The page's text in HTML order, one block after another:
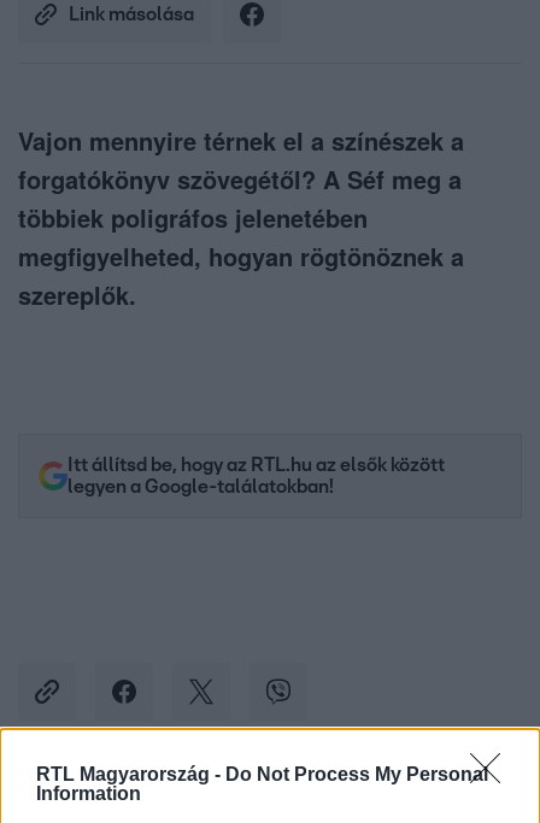
RTL Magyarország - Do Not Process My Personal
Information
Link másolása
Vajon mennyire térnek el a színészek a
forgatókönyv szövegétől? A Séf meg a
többiek poligráfos jelenetében
megfigyelheted, hogyan rögtönöznek a
szereplők.
Itt állítsd be, hogy az RTL.hu az elsők között
legyen a Google-találatokban!
Kövess minket, és értesülj a friss hírekről a